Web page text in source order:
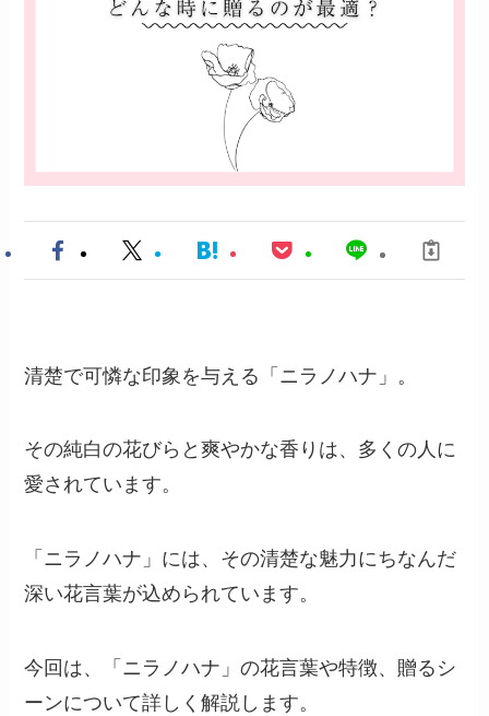
清楚で可憐な印象を与える「ニラノハナ」。
その純白の花びらと爽やかな香りは、多くの人に
愛されています。
「ニラノハナ」には、その清楚な魅力にちなんだ
深い花言葉が込められています。
今回は、「ニラノハナ」の花言葉や特徴、贈るシ
ーンについて詳しく解説します。